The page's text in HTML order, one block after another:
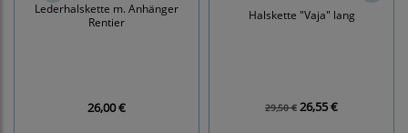
Lederhalskette m. Anhänger
Rentier
26,00 €
Halskette "Vaja" lang
29,50 € 26,55 €